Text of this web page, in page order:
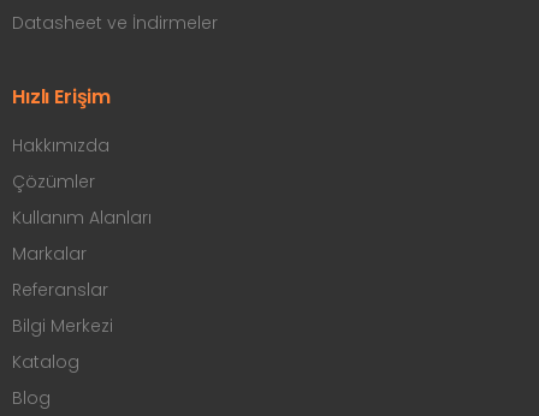
Datasheet ve İndirmeler
Hızlı Erişim
Hakkımızda
Çözümler
Kullanım Alanları
Markalar
Referanslar
Bilgi Merkezi
Katalog
Blog